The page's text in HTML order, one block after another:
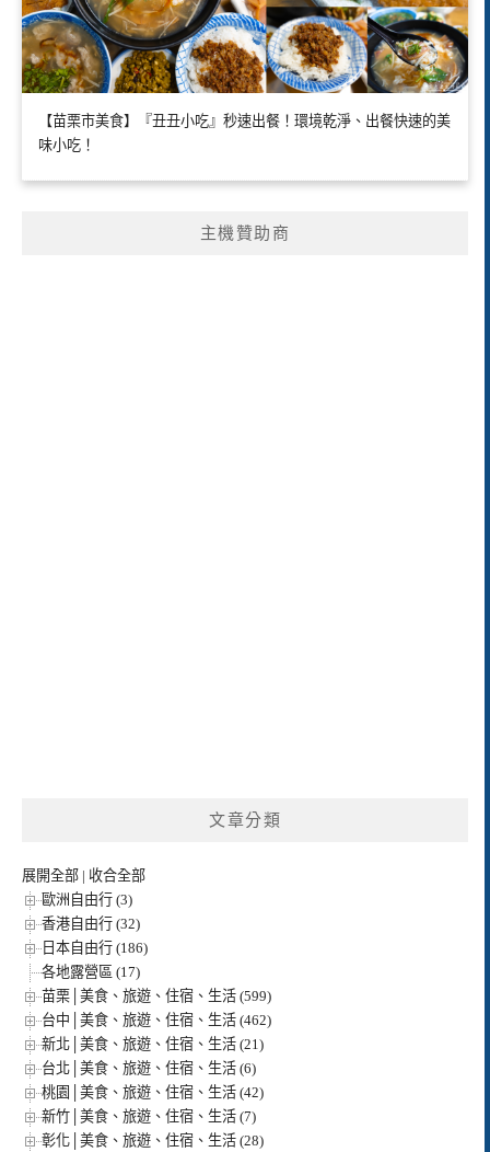
【苗栗市美食】『丑丑小吃』秒速出餐！環境乾淨、出餐快速的美
味小吃！
主機贊助商
文章分類
展開全部 | 收合全部
歐洲自由行 (3)
香港自由行 (32)
日本自由行 (186)
各地露營區 (17)
苗栗│美食、旅遊、住宿、生活 (599)
台中│美食、旅遊、住宿、生活 (462)
新北│美食、旅遊、住宿、生活 (21)
台北│美食、旅遊、住宿、生活 (6)
桃園│美食、旅遊、住宿、生活 (42)
新竹│美食、旅遊、住宿、生活 (7)
彰化│美食、旅遊、住宿、生活 (28)